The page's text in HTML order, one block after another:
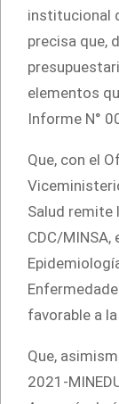
institucional
precisa que,
elementos
Informe N°
Que, con el
Salud remite
CDC/
favorable a
Que,
2021-